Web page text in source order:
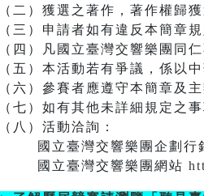
（二）獲選之著作，著作權歸
（三）申請者如有違反本簡章
（四）凡國立臺灣交響樂團同
（五）本活動若有爭議，係以
（六）參賽者應遵守本簡章及
（七）如有其他未詳細規定之
（八）活動洽詢：
國立臺灣交響樂團企劃行銷
國立臺灣交響樂團網站